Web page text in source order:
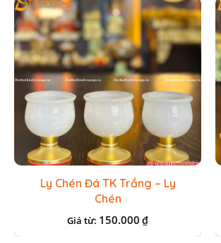
Ly Chén Đá TK Trắng – Ly
Chén
Giá từ: 150.000 ₫